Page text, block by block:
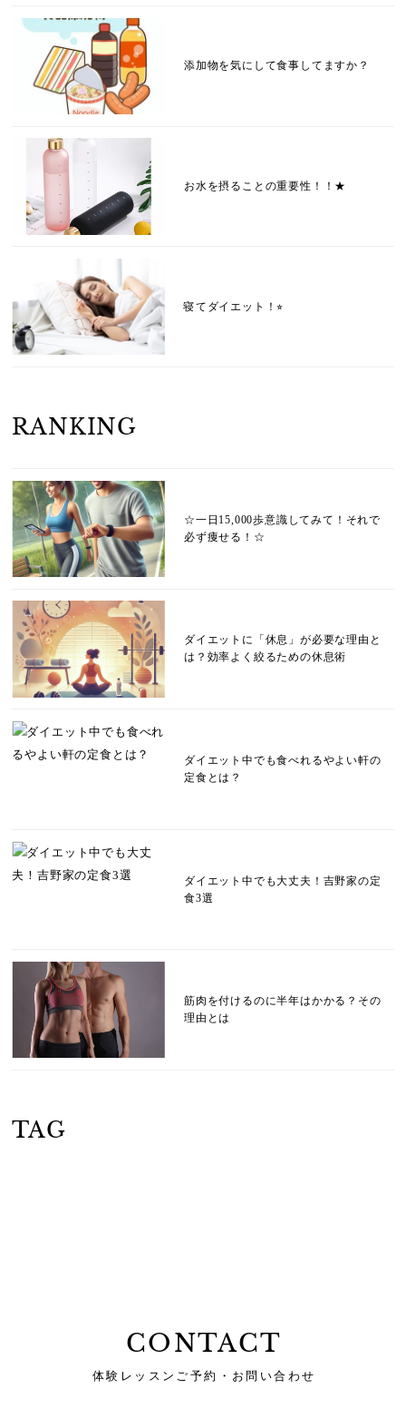
添加物を気にして食事してますか？
お水を摂ることの重要性！！★
寝てダイエット！⭐︎
RANKING
☆一日15,000歩意識してみて！それで
必ず痩せる！☆
ダイエットに「休息」が必要な理由と
は？効率よく絞るための休息術
ダイエット中でも食べれるやよい軒の
定食とは？
ダイエット中でも大丈夫！吉野家の定
食3選
筋肉を付けるのに半年はかかる？その
理由とは
TAG
CONTACT
体験レッスンご予約・お問い合わせ